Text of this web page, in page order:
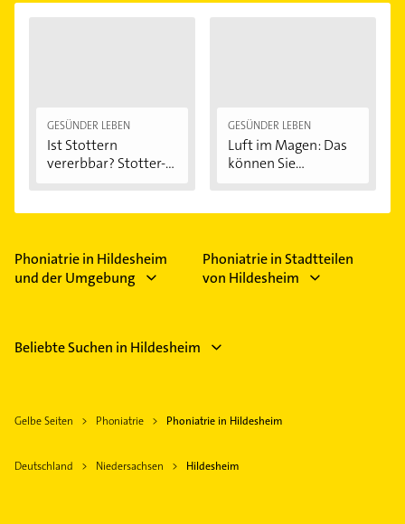
GESÜNDER LEBEN
Ist Stottern
vererbbar? Stotter-
GESÜNDER LEBEN
Luft im Magen: Das
können Sie...
Phoniatrie in Hildesheim
und der Umgebung
Phoniatrie in Stadtteilen
von Hildesheim
Beliebte Suchen in Hildesheim
Gelbe Seiten Phoniatrie Phoniatrie in Hildesheim
Deutschland Niedersachsen Hildesheim